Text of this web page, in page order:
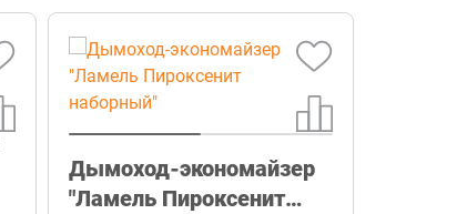
Дымоход-экономайзер
"Ламель Пироксенит